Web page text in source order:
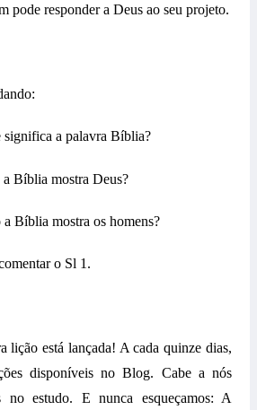
pode responder a Deus ao seu projeto.
significa a palavra Bíblia?
Bíblia mostra Deus?
a Bíblia mostra os homens?
o Sl 1.
lição está lançada! A cada quinze dias,
disponíveis no Blog. Cabe a nós
no estudo. E nunca esqueçamos: A